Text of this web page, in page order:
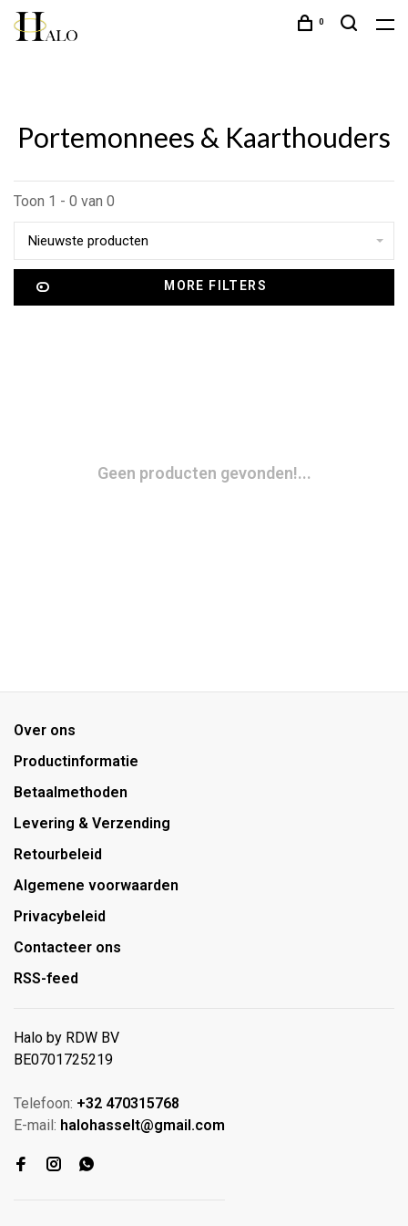
0
Portemonnees & Kaarthouders
Toon 1 - 0 van 0
Nieuwste producten
MORE FILTERS
Geen producten gevonden!...
Over ons
Productinformatie
Betaalmethoden
Levering & Verzending
Retourbeleid
Algemene voorwaarden
Privacybeleid
Contacteer ons
RSS-feed
Halo by RDW BV
BE0701725219
Telefoon: +32 470315768
E-mail: halohasselt@gmail.com